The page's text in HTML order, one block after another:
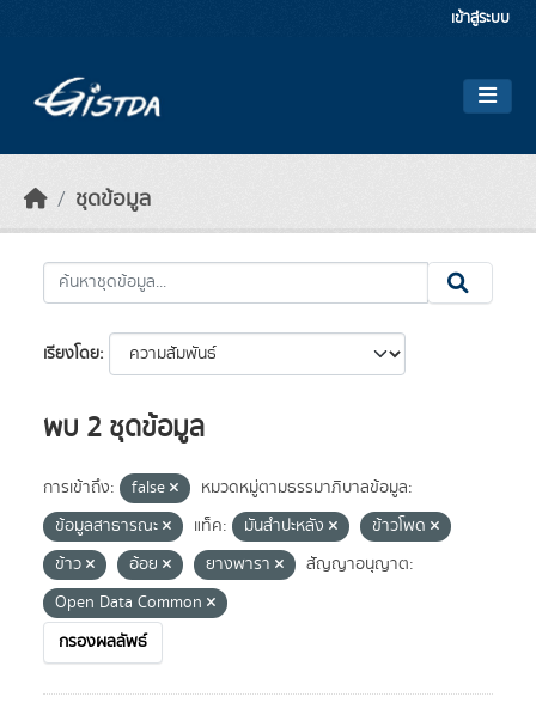
เข้าสู่ระบบ
ชุดข้อมูล
เรียงโดย
พบ 2 ชุดข้อมูล
การเข้าถึง: false
หมวดหมู่ตามธรรมาภิบาลข้อมูล:
ข้อมูลสาธารณะ
แท็ค: มันสำปะหลัง
ข้าวโพด
ข้าว
อ้อย ยางพารา
สัญญาอนุญาต:
Open Data Common
กรองผลลัพธ์